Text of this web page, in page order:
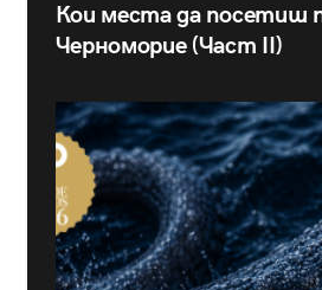
Кои места да
Черноморие (Част II)